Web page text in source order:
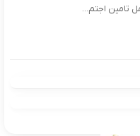
تامین اجتم...